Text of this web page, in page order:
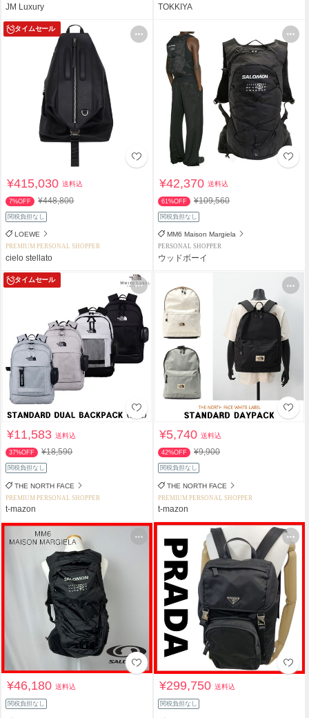
JM Luxury TOKKIYA
タイムセール
¥415,030送料込
7%OFF ¥448,800
関税負担なし
LOEWE
PREMIUM PERSONAL SHOPPER
cielo stellato
¥42,370送料込
61%OFF ¥109,560
関税負担なし
MM6 Maison Margiela
PERSONAL SHOPPER
ウッドボーイ
タイムセール
¥11,583送料込
37%OFF ¥18,590
関税負担なし
THE NORTH FACE
PREMIUM PERSONAL SHOPPER
t-mazon
¥5,740送料込
42%OFF ¥9,900
関税負担なし
THE NORTH FACE
PREMIUM PERSONAL SHOPPER
t-mazon
¥46,180送料込
関税負担なし
¥299,750送料込
関税負担なし